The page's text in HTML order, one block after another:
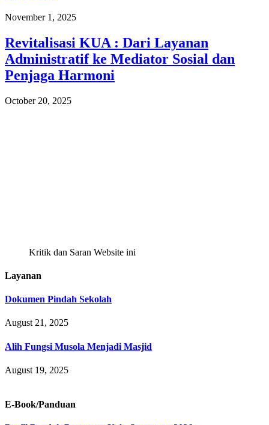
November 1, 2025
Revitalisasi KUA : Dari Layanan
Administratif ke Mediator Sosial dan
Penjaga Harmoni
October 20, 2025
Kritik dan Saran Website ini
Layanan
Dokumen Pindah Sekolah
August 21, 2025
Alih Fungsi Musola Menjadi Masjid
August 19, 2025
E-Book/Panduan